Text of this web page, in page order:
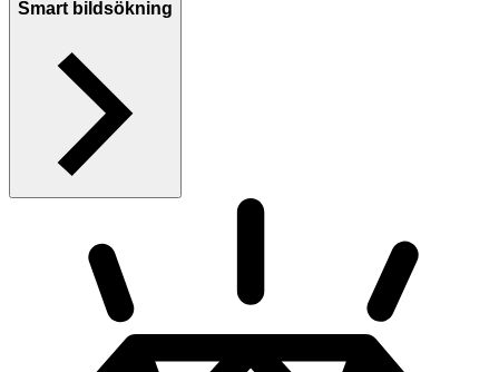
Smart bildsökning